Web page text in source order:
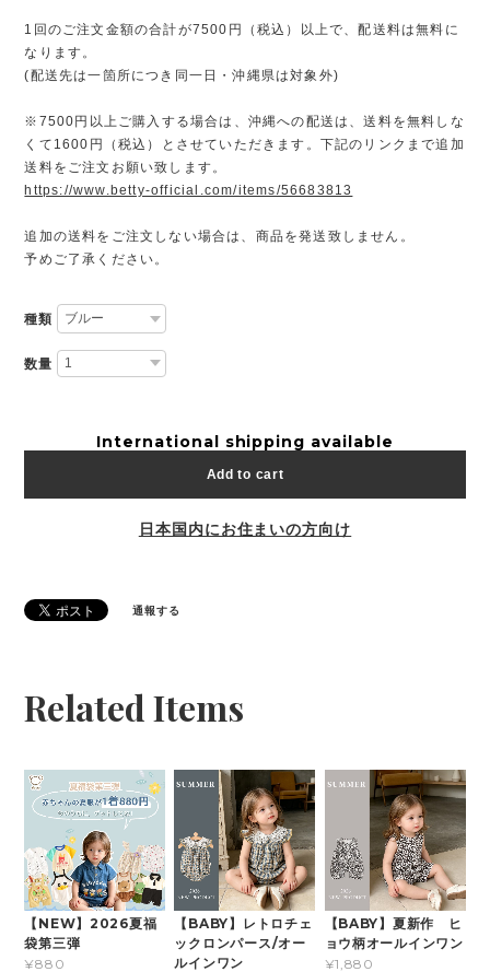
1回のご注文金額の合計が7500円（税込）以上で、配送料は無料に
なります。
(配送先は一箇所につき同一日・沖縄県は対象外)
※7500円以上ご購入する場合は、沖縄への配送は、送料を無料しな
くて1600円（税込）とさせていただきます。下記のリンクまで追加
送料をご注文お願い致します。
https://www.betty-official.com/items/56683813
追加の送料をご注文しない場合は、商品を発送致しません。
予めご了承ください。
種類
数量
International shipping available
Add to cart
日本国内にお住まいの方向け
通報する
Related Items
【NEW】2026夏福
袋第三弾
¥880
【BABY】レトロチェ
ックロンパース/オー
ルインワン
【BABY】夏新作 ヒ
ョウ柄オールインワン
¥1,880